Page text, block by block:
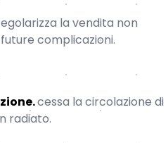
la vendita non
complicazioni.
cessa la circolazione di
radiato.